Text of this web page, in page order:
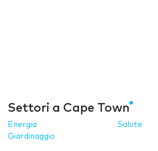
Settori a Cape Town
Energia
Giardinaggio
Salute